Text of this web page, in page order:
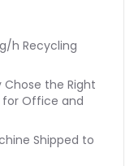
h Recycling
the Right
for Office and
Shipped to